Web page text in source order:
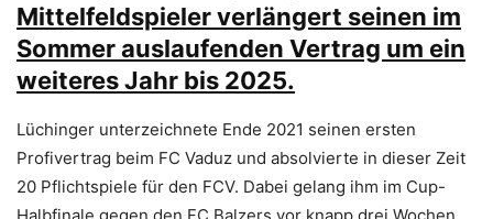
Mittelfeldspieler verlängert seinen im
Sommer auslaufenden Vertrag um ein
weiteres Jahr bis 2025.
Lüchinger unterzeichnete Ende 2021 seinen ersten
Profivertrag beim FC Vaduz und absolvierte in dieser Zeit
20 Pflichtspiele für den FCV. Dabei gelang ihm im Cup-
Halbfinale gegen den FC Balzers vor knapp drei Wochen